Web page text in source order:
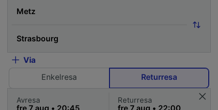
Via
Enkelresa
Returresa
Avresa Returresa